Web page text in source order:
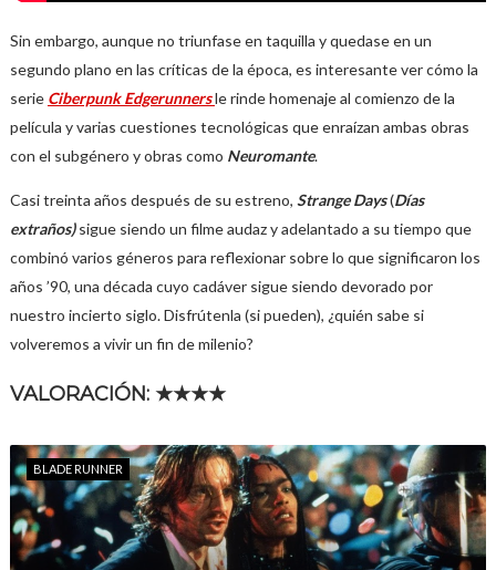
Sin embargo, aunque no triunfase en taquilla y quedase en un
segundo plano en las críticas de la época, es interesante ver cómo la
serie Ciberpunk Edgerunnersle rinde homenaje al comienzo de la
película y varias cuestiones tecnológicas que enraízan ambas obras
con el subgénero y obras como Neuromante.
Casi treinta años después de su estreno, Strange Days(Días
extraños)sigue siendo un filme audaz y adelantado a su tiempo que
combinó varios géneros para reflexionar sobre lo que significaron los
años ’90, una década cuyo cadáver sigue siendo devorado por
nuestro incierto siglo. Disfrútenla (si pueden), ¿quién sabe si
volveremos a vivir un fin de milenio?
VALORACIÓN: ★★★★
BLADE RUNNER